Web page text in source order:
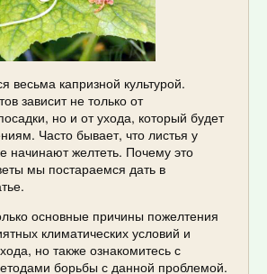
весьма капризной культурой.
зависит не только от
но и от ухода, который будет
Часто бывает, что листья у
начинают желтеть. Почему это
мы постараемся дать в
основные причины пожелтения
климатических условий и
но также ознакомитесь с
борьбы с данной проблемой.